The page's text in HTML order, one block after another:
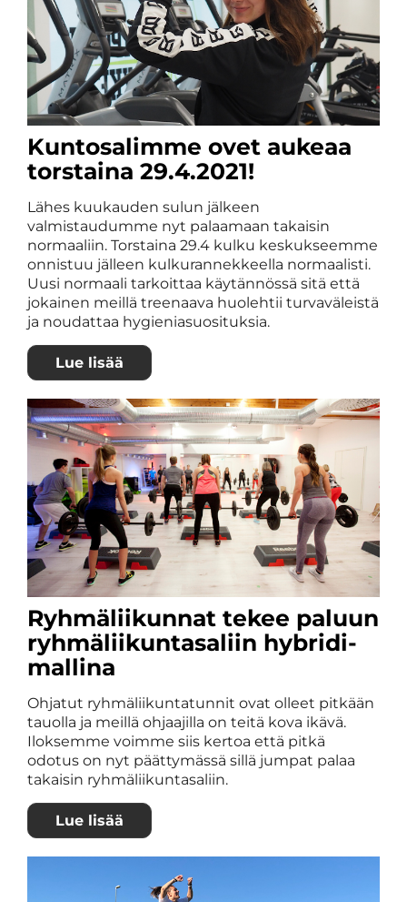
Kuntosalimme ovet aukeaa
torstaina 29.4.2021!
Lähes kuukauden sulun jälkeen
valmistaudumme nyt palaamaan takaisin
normaaliin. Torstaina 29.4 kulku keskukseemme
onnistuu jälleen kulkurannekkeella normaalisti.
Uusi normaali tarkoittaa käytännössä sitä että
jokainen meillä treenaava huolehtii turvaväleistä
ja noudattaa hygieniasuosituksia.
Lue lisää
Ryhmäliikunnat tekee paluun
ryhmäliikuntasaliin hybridi-
mallina
Ohjatut ryhmäliikuntatunnit ovat olleet pitkään
tauolla ja meillä ohjaajilla on teitä kova ikävä.
Iloksemme voimme siis kertoa että pitkä
odotus on nyt päättymässä sillä jumpat palaa
takaisin ryhmäliikuntasaliin.
Lue lisää